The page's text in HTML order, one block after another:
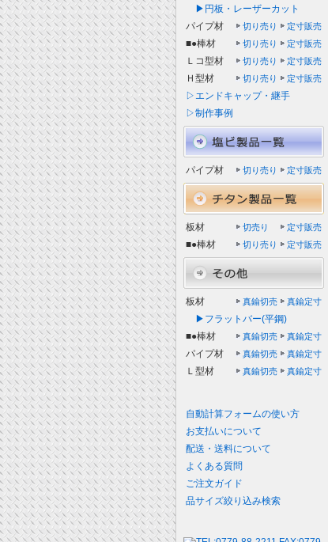
▶円板・レーザーカット
パイプ材
切り売り 定寸販売
■●棒材 切り売り 定寸販売
Ｌコ型材 切り売り 定寸販売
Ｈ型材 切り売り 定寸販売
▷エンドキャップ・継手
▷制作事例
パイプ材 切り売り 定寸販売
板材 切売り 定寸販売
■●棒材 切り売り 定寸販売
板材 真鍮切売 真鍮定寸
▶フラットバー(平鋼)
■●棒材
真鍮切売 真鍮定寸
パイプ材 真鍮切売 真鍮定寸
Ｌ型材 真鍮切売 真鍮定寸
自動計算フォームの使い方
お支払いについて
配送・送料について
よくある質問
ご注文ガイド
品サイズ絞り込み検索